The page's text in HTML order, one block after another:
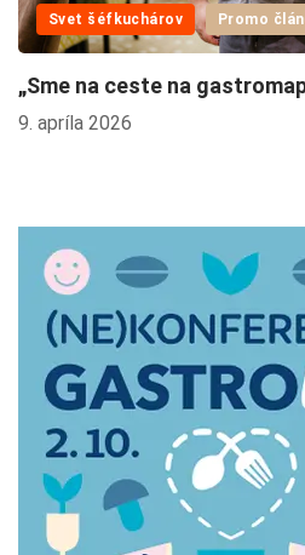
Svet šéfkuchárov Promo
„Sme na ceste na
9. apríla 2026